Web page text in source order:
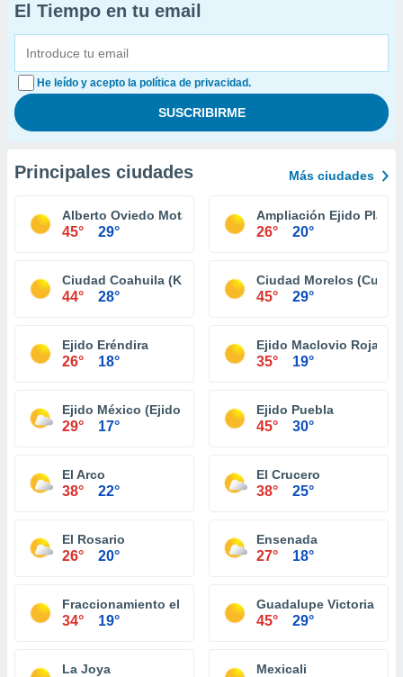
El Tiempo en tu email
He leído y acepto la política de privacidad.
Principales ciudades Más ciudades
Alberto Oviedo Mota (Reacomodo)
45° 29°
Ampliación Ejido Plan
26° 20°
Ciudad Coahuila (Km. 57)
44° 28°
Ciudad Morelos
45° 29°
Ejido Eréndira
26° 18°
Ejido Maclovio Rojas
35° 19°
Ejido México (Ejido Punta Colonet)
29° 17°
Ejido Puebla
45° 30°
El Arco
38° 22°
El Crucero
38° 25°
El Rosario
26° 20°
Ensenada
27° 18°
Fraccionamiento el Niño
34° 19°
Guadalupe Victoria
45° 29°
La Joya Mexicali